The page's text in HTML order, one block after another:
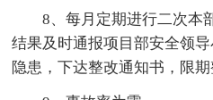
8、每月定期进行二次本
结果及时通报项目部安全领
隐患，下达整改通知书，限期